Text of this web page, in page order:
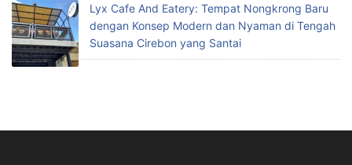
Lyx Cafe And Eatery: Tempat Nongkrong Baru
dengan Konsep Modern dan Nyaman di Tengah
Suasana Cirebon yang Santai